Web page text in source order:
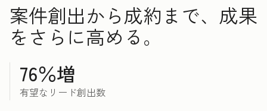
案件創出から成約まで、成果
をさらに高める。
76％増
有望なリード創出数